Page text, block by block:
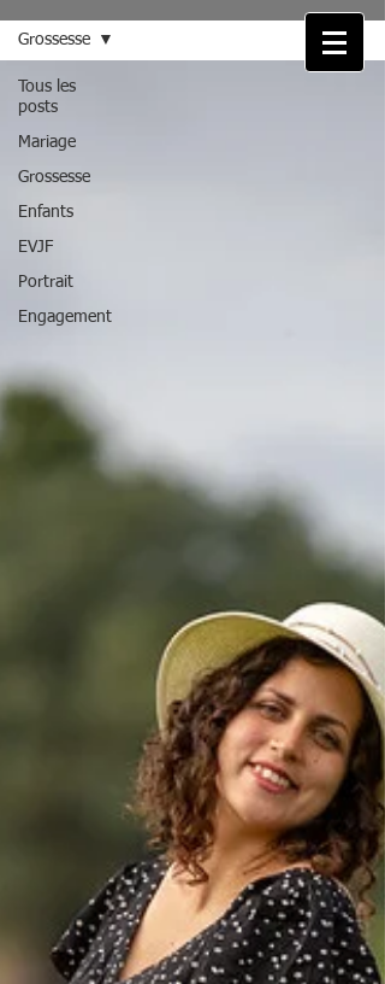
Tous les
posts
Mariage
Grossesse
Enfants
EVJF
Portrait
Engagement
Grossesse